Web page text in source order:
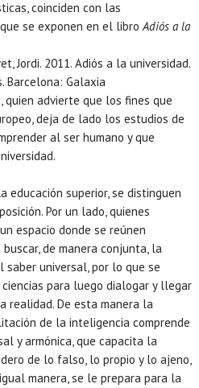
coinciden con las
se exponen en el libroAdiós a la
Jordi. 2011. Adiós a la universidad.
Barcelona: Galaxia
, quien advierte que los fines que
deja de lado los estudios de
al ser humano y que
educación superior, se distinguen
Por un lado, quienes
espacio donde se reúnen
de manera conjunta, la
saber universal, por lo que se
para luego dialogar y llegar
realidad. De esta manera la
de la inteligencia comprende
y armónica, que capacita la
de lo falso, lo propio y lo ajeno,
manera, se le prepara para la